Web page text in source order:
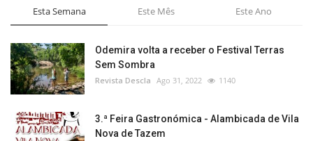
Esta Semana Este Mês Este Ano
Odemira volta a receber o Festival Terras
Sem Sombra
Revista Descla Ago 31, 2022 1140
3.ª Feira Gastronómica - Alambicada de Vila
Nova de Tazem